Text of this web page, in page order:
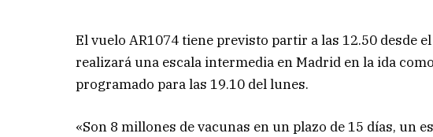
El vuelo AR1074 tiene previsto partir a las 12.50 desde
realizará una escala intermedia en Madrid en la ida
programado para las 19.10 del lunes.
«Son 8 millones de vacunas en un plazo de 15 días, un